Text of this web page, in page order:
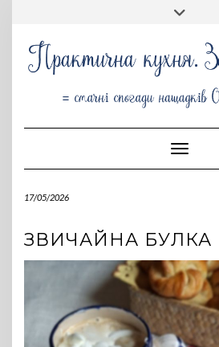
Toggle
Toggle
17/05/2026
ЗВИЧАЙНА БУЛКА